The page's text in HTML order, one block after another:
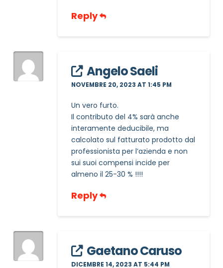
Reply
Angelo Saeli
NOVEMBRE 20, 2023 AT 1:45 PM
Un vero furto.
Il contributo del 4% sarà anche
interamente deducibile, ma
calcolato sul fatturato prodotto dal
professionista per l’azienda e non
sui suoi compensi incide per
almeno il 25-30 % !!!!
Reply
Gaetano Caruso
DICEMBRE 14, 2023 AT 5:44 PM